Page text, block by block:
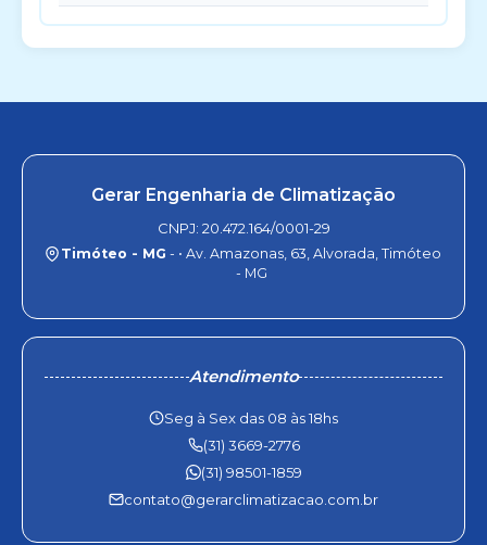
Gerar Engenharia de Climatização
CNPJ: 20.472.164/0001-29
Timóteo - MG - • Av. Amazonas, 63, Alvorada, Timóteo
- MG
Atendimento
Seg à Sex das 08 às 18hs
(31) 3669-2776
(31) 98501-1859
contato@gerarclimatizacao.com.br